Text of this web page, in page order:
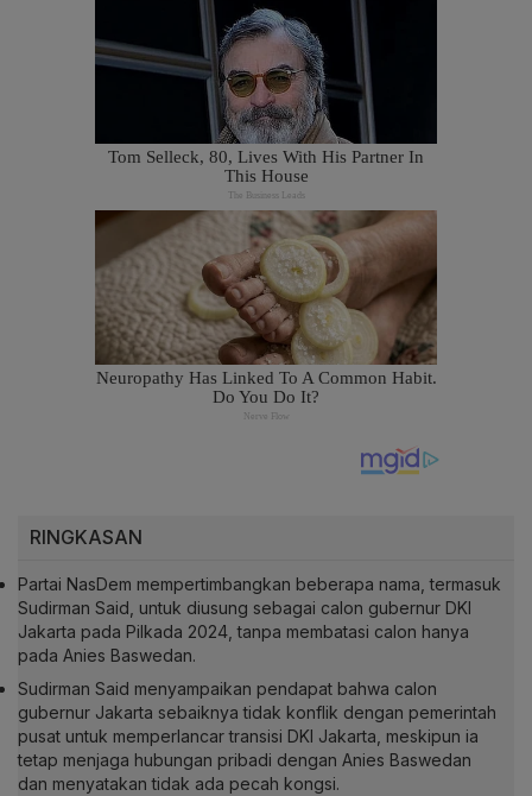
RINGKASAN
Partai NasDem mempertimbangkan beberapa nama, termasuk
Sudirman Said, untuk diusung sebagai calon gubernur DKI
Jakarta pada Pilkada 2024, tanpa membatasi calon hanya
pada Anies Baswedan.
Sudirman Said menyampaikan pendapat bahwa calon
gubernur Jakarta sebaiknya tidak konflik dengan pemerintah
pusat untuk memperlancar transisi DKI Jakarta, meskipun ia
tetap menjaga hubungan pribadi dengan Anies Baswedan
dan menyatakan tidak ada pecah kongsi.